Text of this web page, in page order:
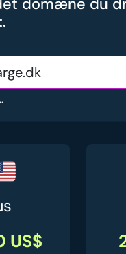
US$